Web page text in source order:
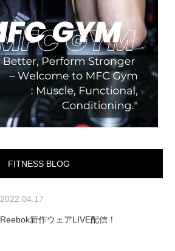
FITNESS BLOG
2022.04.17
Reebok新作ウェアLIVE配信！